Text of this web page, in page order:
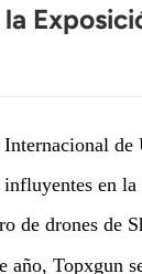
influyentes en
de drones de
año, Topxgun